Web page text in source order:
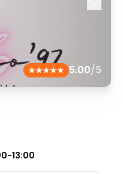
5.00/5
13:00